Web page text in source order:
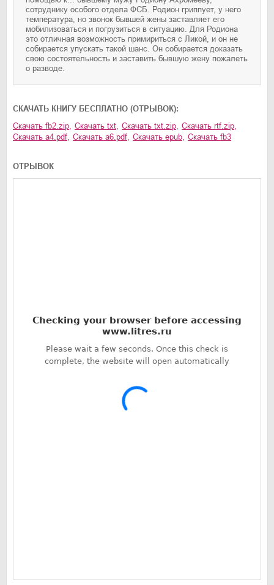
сотруднику особого отдела ФСБ. Родион гриппует, у него
температура, но звонок бывшей жены заставляет его
мобилизоваться и погрузиться в ситуацию. Для Родиона
это отличная возможность примириться с Ликой, и он не
собирается упускать такой шанс. Он собирается доказать
свою состоятельность и заставить бывшую жену пожалеть
о разводе.
CКАЧАТЬ КНИГУ БЕСПЛАТНО (ОТРЫВОК):
Скачать fb2.zip, Скачать txt, Скачать txt.zip, Скачать rtf.zip,
Скачать a4.pdf, Скачать a6.pdf, Скачать epub, Скачать fb3
ОТРЫВОК